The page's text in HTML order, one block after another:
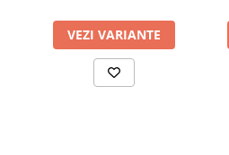
VEZI VARIANTE